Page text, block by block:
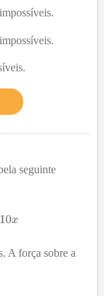
seguinte
A força sobre a